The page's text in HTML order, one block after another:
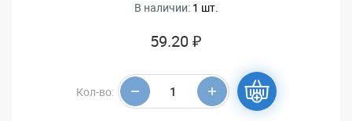
В наличии: 1 шт.
59.20 ₽
Кол-во: